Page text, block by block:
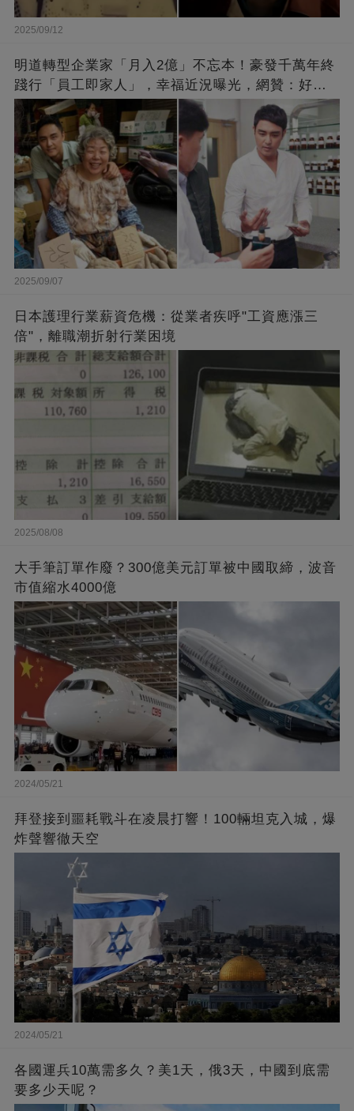
2025/09/12
明道轉型企業家「月入2億」不忘本！豪發千萬年終
踐行「員工即家人」，幸福近況曝光，網贊：好老
闆的福報
2025/09/07
日本護理行業薪資危機：從業者疾呼"工資應漲三
倍"，離職潮折射行業困境
2025/08/08
大手筆訂單作廢？300億美元訂單被中國取締，波音
市值縮水4000億
2024/05/21
拜登接到噩耗戰斗在凌晨打響！100輛坦克入城，爆
炸聲響徹天空
2024/05/21
各國運兵10萬需多久？美1天，俄3天，中國到底需
要多少天呢？